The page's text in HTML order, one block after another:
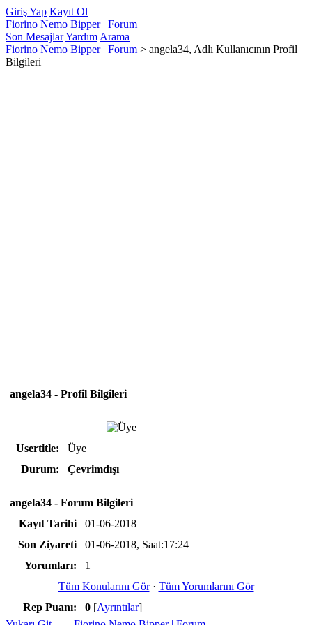
Giriş Yap Kayıt Ol
Fiorino Nemo Bipper | Forum
Son MesajlarYardım Arama
Fiorino Nemo Bipper | Forum > angela34, Adlı Kullanıcının Profil
Bilgileri
angela34 - Profil Bilgileri
Usertitle:
Üye
Durum:
Çevrimdışı
angela34 - Forum Bilgileri
Kayıt Tarihi
01-06-2018
Son Ziyareti
01-06-2018, Saat:17:24
Yorumları:
1
Tüm Konularını Gör· Tüm Yorumlarını Gör
Rep Puanı:
0 [Ayrıntılar]